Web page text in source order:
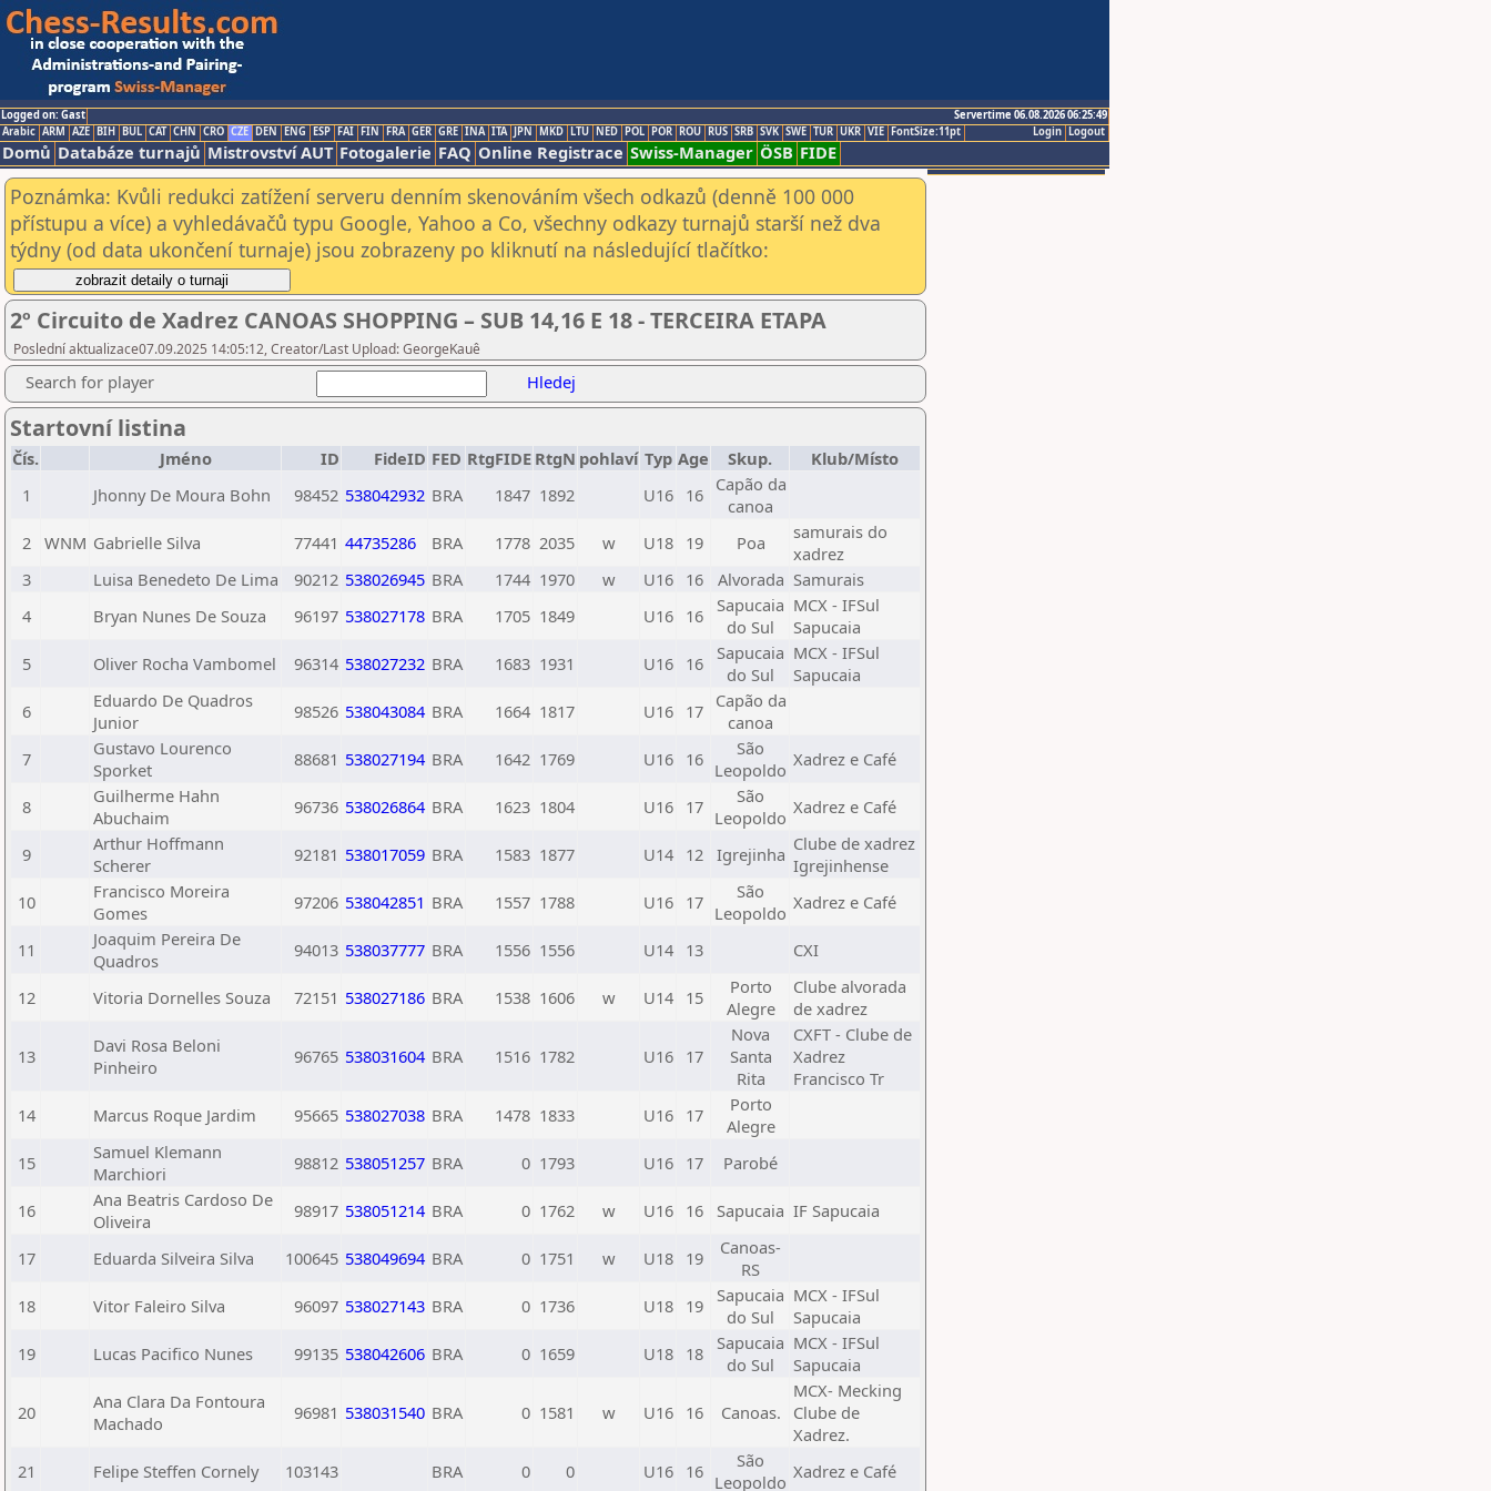
Logged on: Gast
Servertime 06.08.2026 06:25:49
Logout
Login
Arabic ARM AZE BIH BUL CAT CHN CRO CZE DEN ENG ESP FAI FIN FRA GER GRE INA ITA JPN MKD LTU NED POL POR ROU RUS SRB SVK SWE TUR UKR VIE FontSize:11pt
Domů Databáze turnajů Mistrovství AUT Fotogalerie FAQ Online Registrace Swiss-Manager ÖSB FIDE
Poznámka: Kvůli redukci zatížení serveru denním skenováním všech odkazů (denně 100 000
přístupu a více) a vyhledávačů typu Google, Yahoo a Co, všechny odkazy turnajů starší než dva
týdny (od data ukončení turnaje) jsou zobrazeny po kliknutí na následující tlačítko:
2º Circuito de Xadrez CANOAS SHOPPING – SUB 14,16 E 18 - TERCEIRA ETAPA
Poslední aktualizace07.09.2025 14:05:12, Creator/Last Upload: GeorgeKauê
Search for player Hledej
Startovní listina
Čís. Jméno ID FideID FED RtgFIDE RtgN pohlaví Typ Age Skup.
Klub/Místo
1
Jhonny De Moura Bohn 98452 538042932 BRA 1847 1892 U16 16
Capão da
canoa
2
WNM Gabrielle Silva 77441 44735286 BRA 1778 2035 w U18 19 Poa
samurais do
xadrez
3
Luisa Benedeto De Lima 90212 538026945 BRA 1744 1970 w U16 16 Alvorada Samurais
4
Bryan Nunes De Souza 96197 538027178 BRA 1705 1849 U16 16
Sapucaia
do Sul
MCX - IFSul
Sapucaia
5
Oliver Rocha Vambomel 96314 538027232 BRA 1683 1931 U16 16
Sapucaia
do Sul
MCX - IFSul
Sapucaia
6
Eduardo De Quadros
Junior
98526 538043084 BRA 1664 1817 U16 17
Capão da
canoa
7
Gustavo Lourenco
Sporket
88681 538027194 BRA 1642 1769 U16 16
São
Leopoldo Xadrez e Café
8
Guilherme Hahn
Abuchaim
96736 538026864 BRA 1623 1804 U16 17
São
Leopoldo Xadrez e Café
9
Arthur Hoffmann
Scherer
92181 538017059 BRA 1583 1877 U14 12 Igrejinha Clube de xadrez
Igrejinhense
10
Francisco Moreira
Gomes
97206 538042851 BRA 1557 1788 U16 17
São
Leopoldo Xadrez e Café
11
Joaquim Pereira De
Quadros
94013 538037777 BRA 1556 1556 U14 13 CXI
12 Vitoria Dornelles Souza 72151 538027186 BRA 1538 1606 w U14 15
Porto
Alegre
Clube alvorada
de xadrez
13
Davi Rosa Beloni
Pinheiro
96765 538031604 BRA 1516 1782 U16 17
Nova
Santa
Rita
CXFT - Clube de
Xadrez
Francisco Tr
14
Marcus Roque Jardim 95665 538027038 BRA 1478 1833 U16 17
Porto
Alegre
15
Samuel Klemann
Marchiori
98812 538051257 BRA 0 1793 U16 17 Parobé
16
Ana Beatris Cardoso De
Oliveira
98917 538051214 BRA 0 1762 w U16 16 Sapucaia IF Sapucaia
17 Eduarda Silveira Silva 100645 538049694 BRA 0 1751 w U18 19
Canoas-
RS
18
Vitor Faleiro Silva 96097 538027143 BRA 0 1736 U18 19
Sapucaia
do Sul
MCX - IFSul
Sapucaia
19
Lucas Pacifico Nunes 99135 538042606 BRA 0 1659 U18 18
Sapucaia
do Sul
MCX - IFSul
Sapucaia
20
Ana Clara Da Fontoura
Machado
96981 538031540 BRA 0 1581 w U16 16 Canoas.
MCX- Mecking
Clube de
Xadrez.
21
Felipe Steffen Cornely 103143 BRA 0 0 U16 16
São
Leopoldo Xadrez e Café